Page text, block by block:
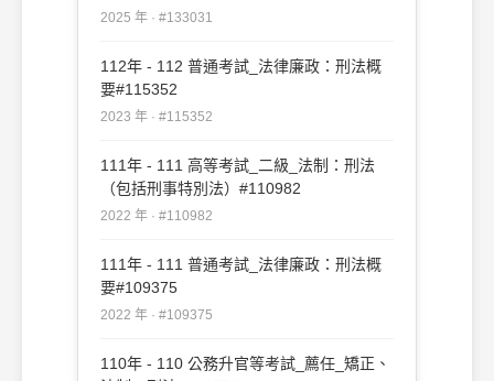
2025 年 · #133031
112年 - 112 普通考試_法律廉政：刑法概
要#115352
2023 年 · #115352
111年 - 111 高等考試_二級_法制：刑法
（包括刑事特別法）#110982
2022 年 · #110982
111年 - 111 普通考試_法律廉政：刑法概
要#109375
2022 年 · #109375
110年 - 110 公務升官等考試_薦任_矯正、